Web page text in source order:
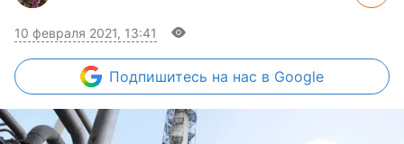
10 февраля 2021, 13:41
Подпишитесь на нас в Google